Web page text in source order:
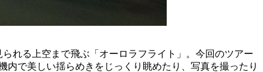
れる上空まで飛ぶ「オーロラフライト」。今回のツアー
で美しい揺らめきをじっくり眺めたり、写真を撮ったり